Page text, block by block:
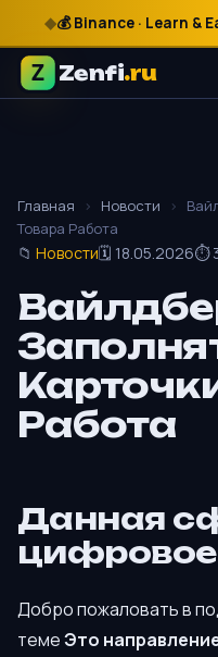
₽
$
€
💰 Binance · Learn & Earn
Zenfi.ru
Главная › Новости ›
Товара Работа
📁 Новости🗓 18.05.2026⏱
Работа
Данная
цифровое
Добро пожаловать в
темеЭто